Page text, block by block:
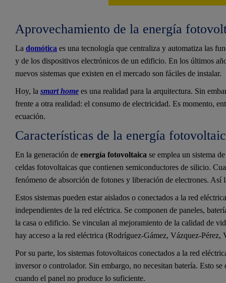
Aprovechamiento de la energía
La domótica es una tecnología que centraliza y automatiza las
y de los dispositivos electrónicos de un edificio. En los últimos
nuevos sistemas que existen en el mercado son fáciles de instalar.
Hoy, la smart home es una realidad para la arquitectura. Sin
frente a otra realidad: el consumo de electricidad. Es momento,
ecuación.
Características de la energía
En la generación de energía fotovoltaica se emplea un sistema
celdas fotovoltaicas que contienen semiconductores de silicio.
fenómeno de absorción de fotones y liberación de electrones. Así
Estos sistemas pueden estar aislados o conectados a la red
independientes de la red eléctrica. Se componen de paneles,
la casa o edificio. Se vinculan al mejoramiento de la calidad de
hay acceso a la red eléctrica (Rodríguez-Gámez, Vázquez-
Por su parte, los sistemas fotovoltaicos conectados a la red
inversor o controlador. Sin embargo, no necesitan batería. Esto
cuando el panel no produce lo suficiente.